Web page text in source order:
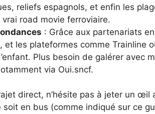
reliefs espagnols, et enfin les
vrai road movie ferroviaire.
: Grâce aux partenariats
et les plateformes comme Trainline
Plus besoin de galérer avec
via Oui.sncf.
direct, n’hésite pas à jeter un
soit en bus (comme indiqué sur ce